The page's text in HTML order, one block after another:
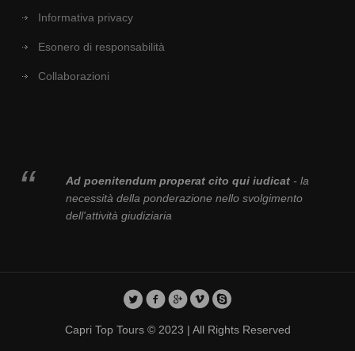
Informativa privacy
Esonero di responsabilità
Collaborazioni
Ad poenitendum properat cito qui iudicat- la
necessità della ponderazione nello svolgimento
dell'attività giudiziaria
Capri Top Tours © 2023 | All Rights Reserved